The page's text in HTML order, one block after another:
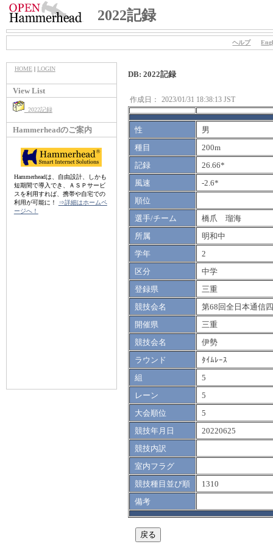
2022記録
ヘルプ
HOME| LOGIN
View List
2022記録
Hammerheadのご案内
Hammerheadは、自由設計、しかも
短期間で導入でき、ＡＳＰサービ
スを利用すれば、携帯や自宅での
利用が可能に！
⇒詳細はホームペ
ージへ！
DB: 2022記録
作成日： 2023/01/31 18:38:13 JST
性
男
種目
200m
記録
26.66*
風速
-2.6*
順位
選手/チーム
橋爪 瑠海
所属
明和中
学年
2
区分
中学
登録県
三重
競技会名
第68回全日本通信
開催県
三重
競技会名
伊勢
ラウンド
ﾀｲﾑﾚｰｽ
組
5
レーン
5
大会順位
5
競技年月日
20220625
競技内訳
室内フラグ
競技種目並び順
1310
備考